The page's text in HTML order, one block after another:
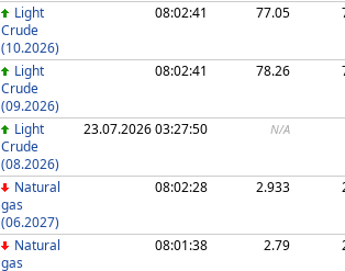
Light
Crude
(10.2026)
08:02:41 77.05
Light
Crude
(09.2026)
08:02:41 78.26
Light
Crude
(08.2026)
23.07.2026 03:27:50 N/A
Natural
gas
(06.2027)
08:02:28 2.933
Natural
gas
08:01:38 2.79